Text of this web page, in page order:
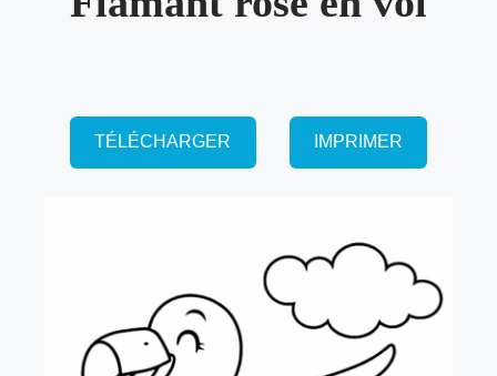
TÉLÉCHARGER IMPRIMER